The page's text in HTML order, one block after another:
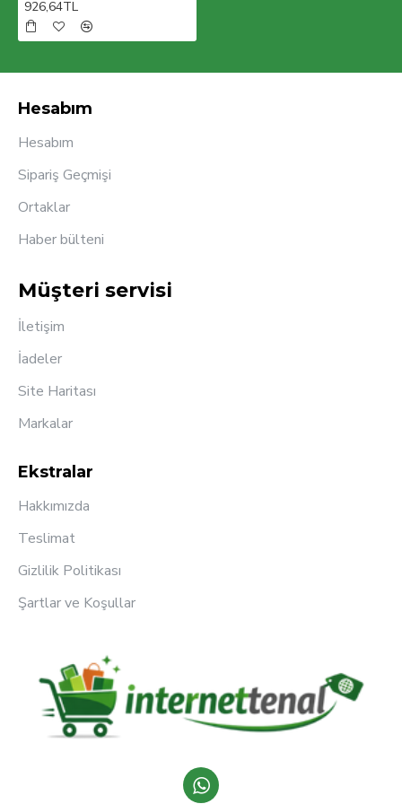
926,64TL
Hesabım
Hesabım
Sipariş Geçmişi
Ortaklar
Haber bülteni
Müşteri servisi
İletişim
İadeler
Site Haritası
Markalar
Ekstralar
Hakkımızda
Teslimat
Gizlilik Politikası
Şartlar ve Koşullar